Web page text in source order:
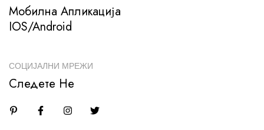
Мобилна Апликација
IOS/Android
СОЦИЈАЛНИ МРЕЖИ
Следете Не